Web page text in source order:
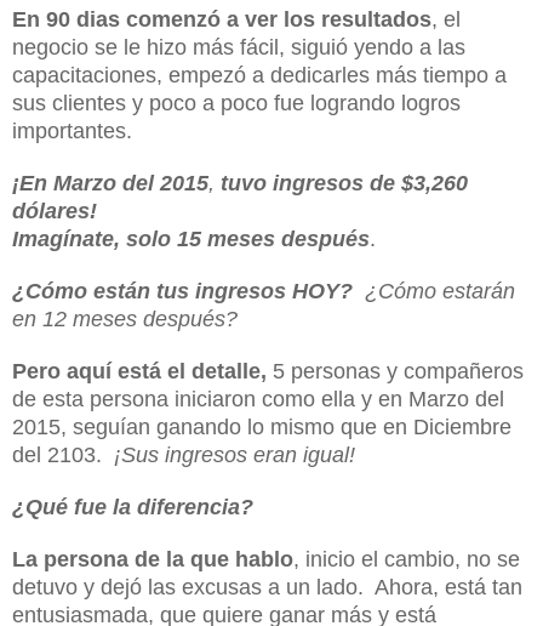
En 90 dias comenzó a ver los resultados, el
negocio se le hizo más fácil, siguió yendo a las
capacitaciones, empezó a dedicarles más tiempo a
sus clientes y poco a poco fue logrando logros
importantes.
¡En Marzo del 2015, tuvo ingresos de $3,260
dólares!
Imagínate, solo 15 meses después.
¿Cómo están tus ingresos HOY? ¿Cómo estarán
en 12 meses después?
Pero aquí está el detalle, 5 personas y compañeros
de esta persona iniciaron como ella y en Marzo del
2015, seguían ganando lo mismo que en Diciembre
del 2103. ¡Sus ingresos eran igual!
¿Qué fue la diferencia?
La persona de la que hablo, inicio el cambio, no se
detuvo y dejó las excusas a un lado. Ahora, está tan
entusiasmada, que quiere ganar más y está